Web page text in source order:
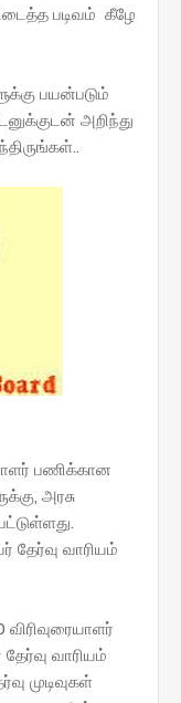
படிவம் கீழே
பயன்படும்
அறிந்து
பணிக்கான
அரசு
வாரியம்
விரிவுரையாளர்
வாரியம்
முடிவுகள்